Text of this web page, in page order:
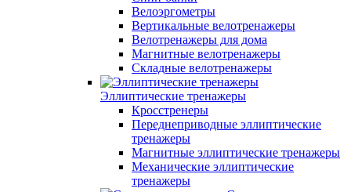
Велоэргометры
Вертикальные велотренажеры
Велотренажеры для дома
Магнитные велотренажеры
Складные велотренажеры
Эллиптические тренажеры
Кросстренеры
Переднеприводные эллиптические
тренажеры
Магнитные эллиптические тренажеры
Механические эллиптические
тренажеры